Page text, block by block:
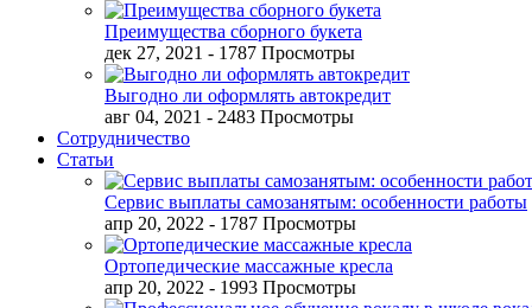
Преимущества сборного букета
дек 27, 2021 - 1787 Просмотры
Выгодно ли оформлять автокредит
авг 04, 2021 - 2483 Просмотры
Сотрудничество
Статьи
Сервис выплаты самозанятым: особенности работы
апр 20, 2022 - 1787 Просмотры
Ортопедические массажные кресла
апр 20, 2022 - 1993 Просмотры